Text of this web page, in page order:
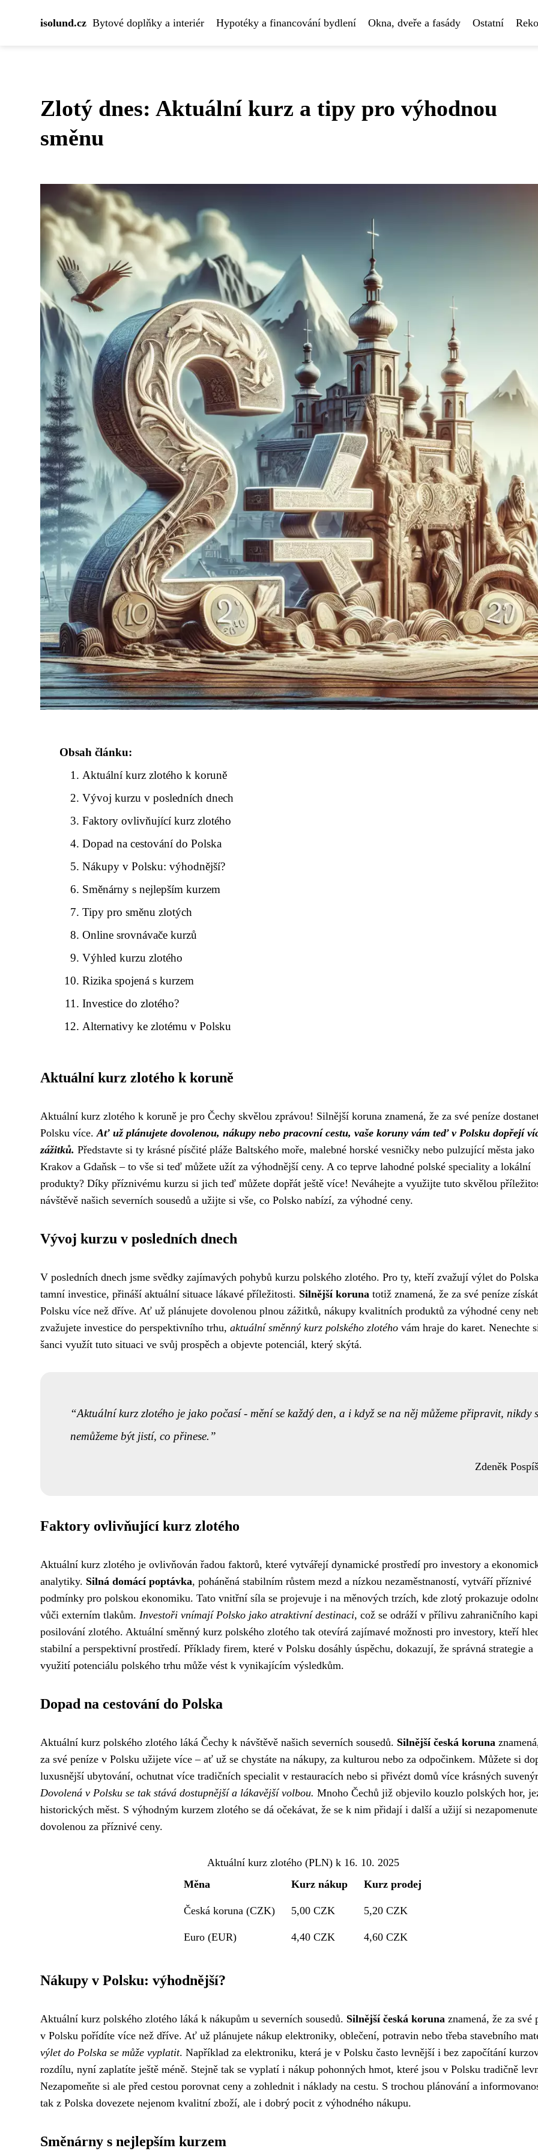
isolund.cz Bytové doplňky a interiér Hypotéky a financování bydlení Okna, dveře a fasády Ostatní
Zlotý dnes: Aktuální kurz a tipy pro výhodnou
směnu
Obsah článku:
Aktuální kurz zlotého k koruně
Vývoj kurzu v posledních dnech
Faktory ovlivňující kurz zlotého
Dopad na cestování do Polska
Nákupy v Polsku: výhodnější?
Směnárny s nejlepším kurzem
Tipy pro směnu zlotých
Online srovnávače kurzů
Výhled kurzu zlotého
Rizika spojená s kurzem
Investice do zlotého?
Alternativy ke zlotému v Polsku
Aktuální kurz zlotého k koruně
Aktuální kurz zlotého k koruně je pro Čechy skvělou zprávou! Silnější koruna znamená, že za své peníze
Polsku více.Ať už plánujete dovolenou, nákupy nebo pracovní cestu, vaše koruny vám teď v Polsku dopřejí
zážitků. Představte si ty krásné písčité pláže Baltského moře, malebné horské vesničky nebo pulzující města jako
Krakov a Gdaňsk – to vše si teď můžete užít za výhodnější ceny. A co teprve lahodné polské speciality a lokální
produkty? Díky příznivému kurzu si jich teď můžete dopřát ještě více! Neváhejte a využijte tuto skvělou
návštěvě našich severních sousedů a užijte si vše, co Polsko nabízí, za výhodné ceny.
Vývoj kurzu v posledních dnech
V posledních dnech jsme svědky zajímavých pohybů kurzu polského zlotého. Pro ty, kteří zvažují výlet do
tamní investice, přináší aktuální situace lákavé příležitosti. Silnější koruna totiž znamená, že za své peníze
Polsku více než dříve. Ať už plánujete dovolenou plnou zážitků, nákupy kvalitních produktů za výhodné ceny
zvažujete investice do perspektivního trhu, aktuální směnný kurz polského zlotého vám hraje do karet. Nenechte
šanci využít tuto situaci ve svůj prospěch a objevte potenciál, který skýtá.
Aktuální kurz zlotého je jako počasí - mění se každý den, a i když se na něj můžeme připravit, nikdy
nemůžeme být jistí, co přinese.
Zdeněk
Faktory ovlivňující kurz zlotého
Aktuální kurz zlotého je ovlivňován řadou faktorů, které vytvářejí dynamické prostředí pro investory a
analytiky. Silná domácí poptávka, poháněná stabilním růstem mezd a nízkou nezaměstnaností, vytváří příznivé
podmínky pro polskou ekonomiku. Tato vnitřní síla se projevuje i na měnových trzích, kde zlotý prokazuje
vůči externím tlakům. Investoři vnímají Polsko jako atraktivní destinaci, což se odráží v přílivu zahraničního
posilování zlotého. Aktuální směnný kurz polského zlotého tak otevírá zajímavé možnosti pro investory, kteří
stabilní a perspektivní prostředí. Příklady firem, které v Polsku dosáhly úspěchu, dokazují, že správná strategie a
využití potenciálu polského trhu může vést k vynikajícím výsledkům.
Dopad na cestování do Polska
Aktuální kurz polského zlotého láká Čechy k návštěvě našich severních sousedů. Silnější česká koruna
za své peníze v Polsku užijete více – ať už se chystáte na nákupy, za kulturou nebo za odpočinkem. Můžete si
luxusnější ubytování, ochutnat více tradičních specialit v restauracích nebo si přivézt domů více krásných
Dovolená v Polsku se tak stává dostupnější a lákavější volbou. Mnoho Čechů již objevilo kouzlo polských hor,
historických měst. S výhodným kurzem zlotého se dá očekávat, že se k nim přidají i další a užijí si
dovolenou za příznivé ceny.
Aktuální kurz zlotého (PLN) k 16. 10. 2025
Měna
Kurz nákup Kurz prodej
Česká koruna (CZK) 5,00 CZK 5,20 CZK
Euro (EUR) 4,40 CZK 4,60 CZK
Nákupy v Polsku: výhodnější?
Aktuální kurz polského zlotého láká k nákupům u severních sousedů. Silnější česká koruna znamená, že za své
v Polsku pořídíte více než dříve. Ať už plánujete nákup elektroniky, oblečení, potravin nebo třeba stavebního
výlet do Polska se může vyplatit. Například za elektroniku, která je v Polsku často levnější i bez započítání
rozdílu, nyní zaplatíte ještě méně. Stejně tak se vyplatí i nákup pohonných hmot, které jsou v Polsku tradičně
Nezapomeňte si ale před cestou porovnat ceny a zohlednit i náklady na cestu. S trochou plánování a
tak z Polska dovezete nejenom kvalitní zboží, ale i dobrý pocit z výhodného nákupu.
Směnárny s nejlepším kurzem